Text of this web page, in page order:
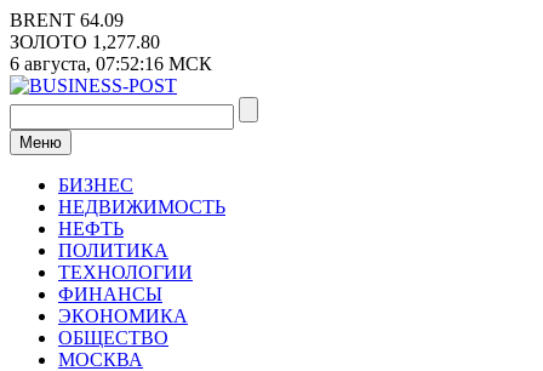
Перейти
к
содержимому
BRENT 64.09
ЗОЛОТО 1,277.80
6 августа, 07:52:16 МСК
Меню
БИЗНЕС
НЕДВИЖИМОСТЬ
НЕФТЬ
ПОЛИТИКА
ТЕХНОЛОГИИ
ФИНАНСЫ
ЭКОНОМИКА
ОБЩЕСТВО
МОСКВА